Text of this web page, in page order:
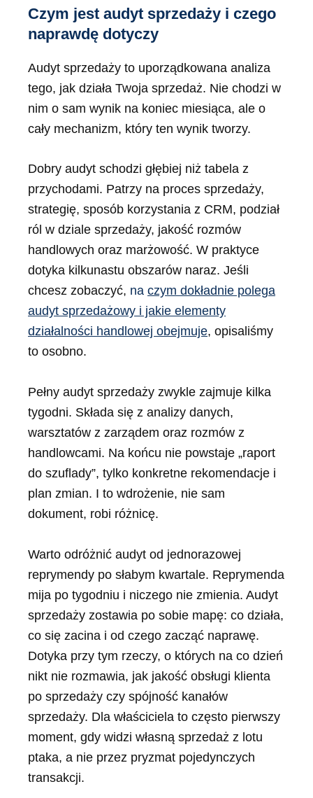
Czym jest audyt sprzedaży i czego
naprawdę dotyczy
Audyt sprzedaży to uporządkowana analiza
tego, jak działa Twoja sprzedaż. Nie chodzi w
nim o sam wynik na koniec miesiąca, ale o
cały mechanizm, który ten wynik tworzy.
Dobry audyt schodzi głębiej niż tabela z
przychodami. Patrzy na proces sprzedaży,
strategię, sposób korzystania z CRM, podział
ról w dziale sprzedaży, jakość rozmów
handlowych oraz marżowość. W praktyce
dotyka kilkunastu obszarów naraz. Jeśli
chcesz zobaczyć, na czym dokładnie polega
audyt sprzedażowy i jakie elementy
działalności handlowej obejmuje, opisaliśmy
to osobno.
Pełny audyt sprzedaży zwykle zajmuje kilka
tygodni. Składa się z analizy danych,
warsztatów z zarządem oraz rozmów z
handlowcami. Na końcu nie powstaje „raport
do szuflady”, tylko konkretne rekomendacje i
plan zmian. I to wdrożenie, nie sam
dokument, robi różnicę.
Warto odróżnić audyt od jednorazowej
reprymendy po słabym kwartale. Reprymenda
mija po tygodniu i niczego nie zmienia. Audyt
sprzedaży zostawia po sobie mapę: co działa,
co się zacina i od czego zacząć naprawę.
Dotyka przy tym rzeczy, o których na co dzień
nikt nie rozmawia, jak jakość obsługi klienta
po sprzedaży czy spójność kanałów
sprzedaży. Dla właściciela to często pierwszy
moment, gdy widzi własną sprzedaż z lotu
ptaka, a nie przez pryzmat pojedynczych
transakcji.